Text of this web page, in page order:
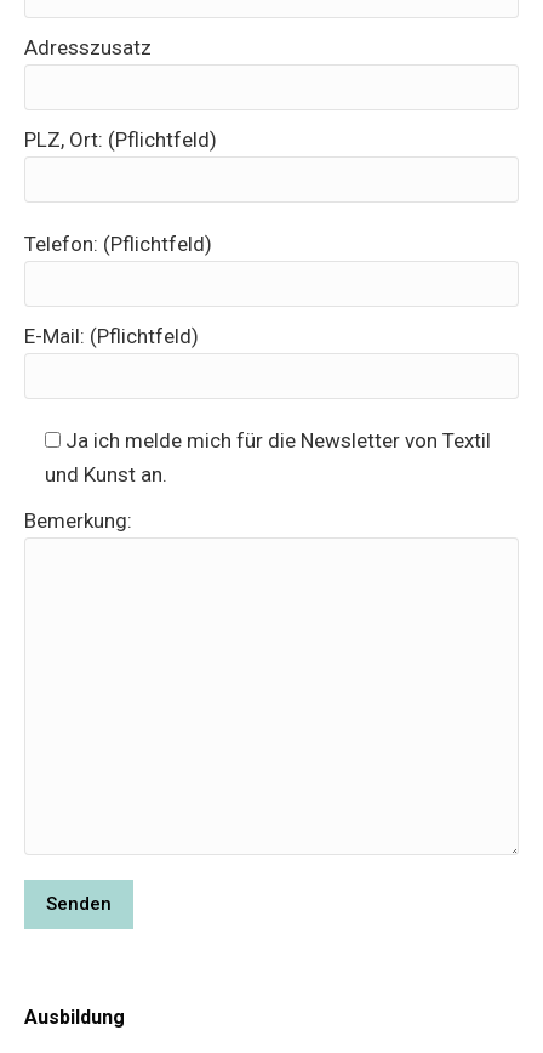
Adresszusatz
PLZ, Ort: (Pflichtfeld)
Telefon: (Pflichtfeld)
E-Mail: (Pflichtfeld)
Ja ich melde mich für die Newsletter von Textil
und Kunst an.
Bemerkung:
Ausbildung